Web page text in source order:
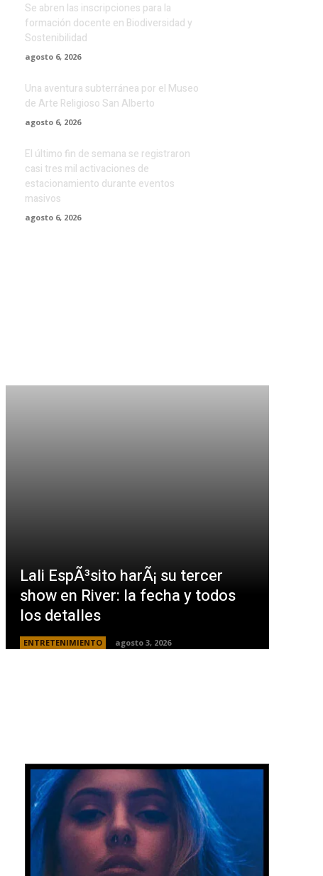
Se abren las inscripciones para la
formación docente en Biodiversidad y
Sostenibilidad
agosto 6, 2026
Una aventura subterránea por el Museo
de Arte Religioso San Alberto
agosto 6, 2026
El último fin de semana se registraron
casi tres mil activaciones de
estacionamiento durante eventos
masivos
agosto 6, 2026
Lali EspÃ³sito harÃ¡ su tercer
show en River: la fecha y todos
los detalles
ENTRETENIMIENTO agosto 3, 2026